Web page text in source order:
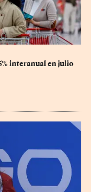
interanual en julio